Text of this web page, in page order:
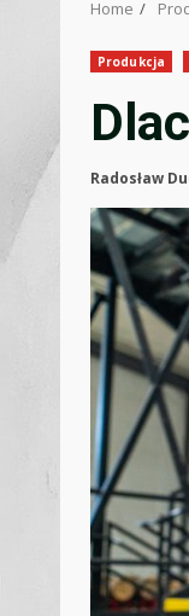
Home
Produkcja
Radosław